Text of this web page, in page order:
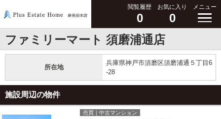
閲覧履歴
0
お気に入り
0
メニュー
ファミリーマート 須磨浦通店
所在地
兵庫県神戸市須磨区須磨浦通５丁目6
-28
施設周辺の物件
売買｜中古マンション